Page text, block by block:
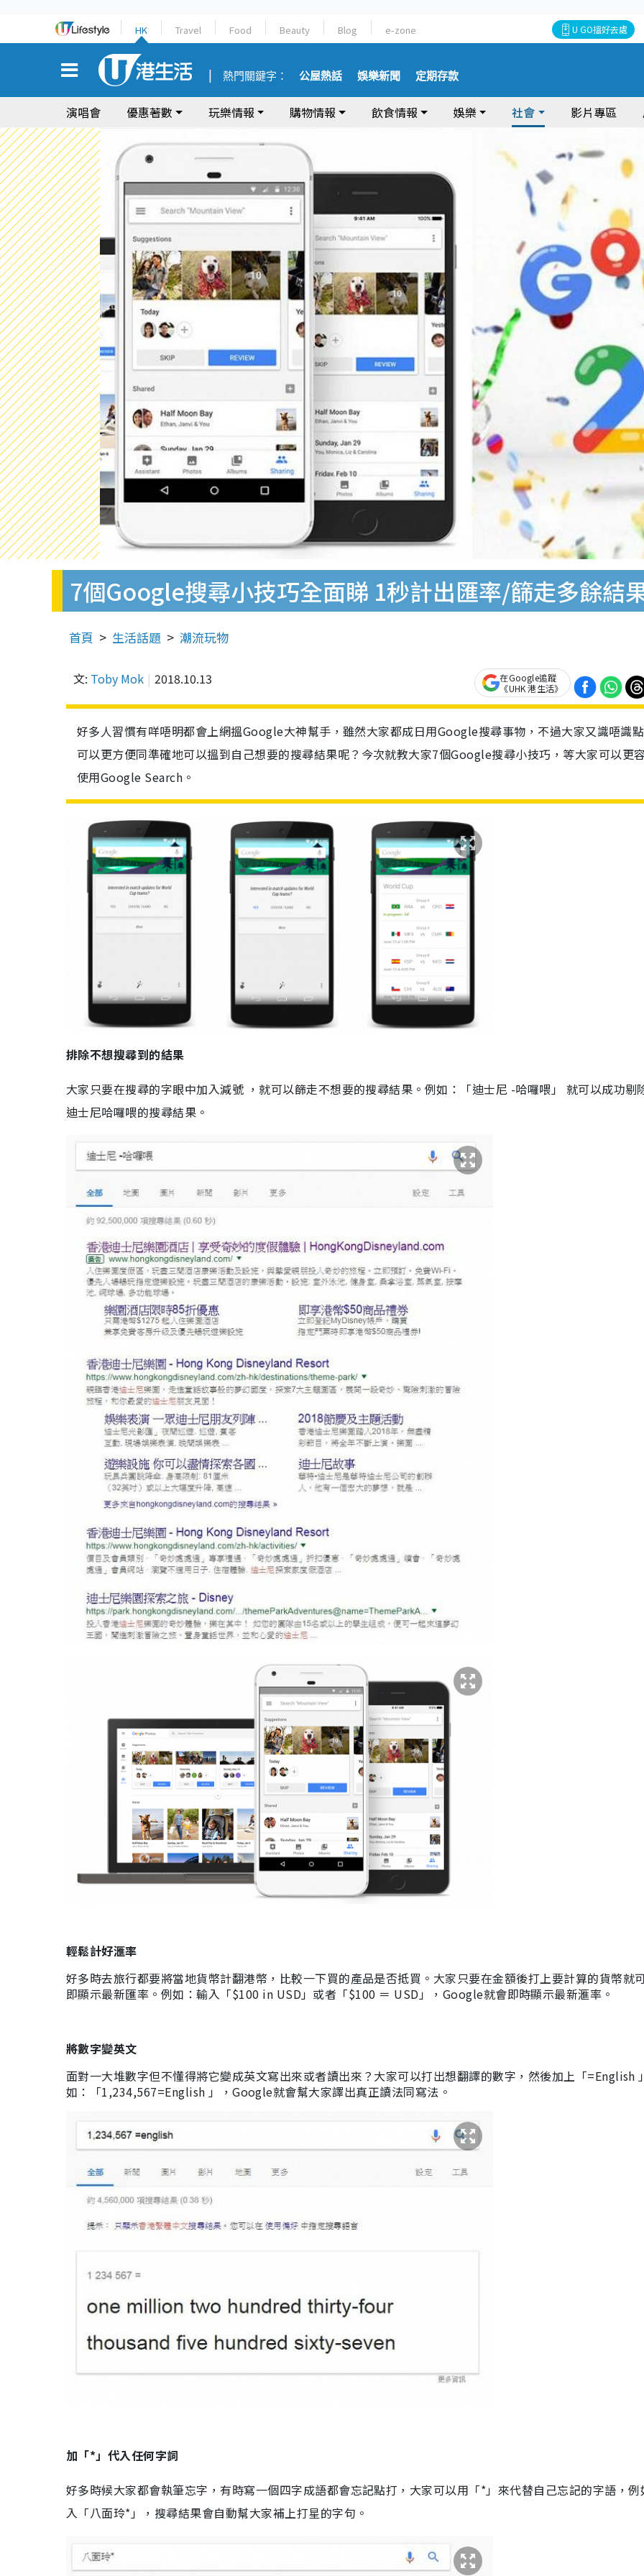
HK Travel Food Beauty Blog e-zone U GO搵好去處
熱門關鍵字： 公屋熱話 娛樂新聞 定期存款
演唱會 優惠著數 玩樂情報 購物情報 飲食情報 娛樂 社會 影片專區
7個Google搜尋小技巧全面睇 1秒計出匯率/篩走多餘結
首頁 生活話題 潮流玩物
文: Toby Mok 2018.10.13
在Google追蹤
《UHK 港生活》
好多人習慣有咩唔明都會上網搵Google大神幫手，雖然大家都成日用Google搜尋事物，不過大家又識唔識
可以更方便同準確地可以搵到自己想要的搜尋結果呢？今次就教大家7個Google搜尋小技巧，等大家可以更
使用Google Search。
排除不想搜尋到的結果
大家只要在搜尋的字眼中加入減號 ，就可以篩走不想要的搜尋結果。例如：「迪士尼 -哈囉喂」 就可以成功剔
迪士尼哈囉喂的搜尋結果。
輕鬆計好滙率
好多時去旅行都要將當地貨幣計翻港幣，比較一下買的產品是否抵買。大家只要在金額後打上要計算的貨幣就
即顯示最新匯率。例如：輸入「$100 in USD」或者「$100 ＝ USD」，Google就會即時顯示最新滙率。
將數字變英文
面對一大堆數字但不懂得將它變成英文寫出來或者讀出來？大家可以打出想翻譯的數字，然後加上「=English
如：「1,234,567=English 」，Google就會幫大家譯出真正讀法同寫法。
加「*」代入任何字詞
好多時候大家都會執筆忘字，有時寫一個四字成語都會忘記點打，大家可以用「*」來代替自己忘記的字語，例
入「八面玲*」，搜尋結果會自動幫大家補上打星的字句。